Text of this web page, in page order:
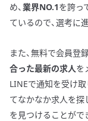
め、 業界NO.1を誇っ
ているので、選考に
また、無料で会員登
合った最新の求人を
LINEで通知を受け
てなかなか求人を探
を見つけることがで